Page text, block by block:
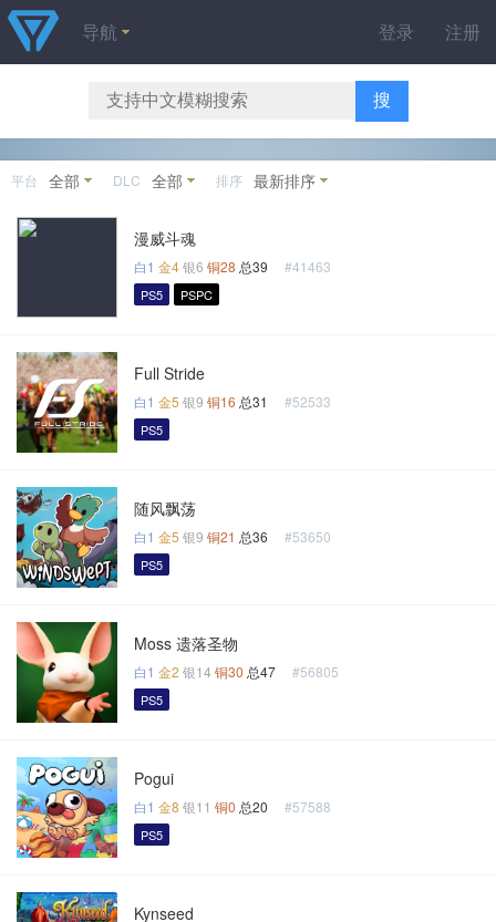
登录 注册
导航
搜
平台 全部 DLC 全部 排序 最新排序
漫威斗魂
白1 金4银6 铜28 总39 #41463
PS5 PSPC
Full Stride
白1 金5 银9 铜16 总31 #52533
PS5
随风飘荡
白1 金5 银9 铜21 总36 #53650
PS5
Moss 遗落圣物
白1 金2 银14 铜30 总47 #56805
PS5
Pogui
白1 金8 银11 铜0 总20 #57588
PS5
Kynseed